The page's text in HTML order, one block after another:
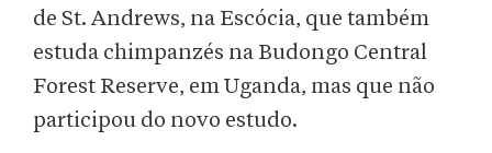
de St. Andrews, na Escócia, que também
estuda chimpanzés na Budongo Central
Forest Reserve, em Uganda, mas que não
participou do novo estudo.